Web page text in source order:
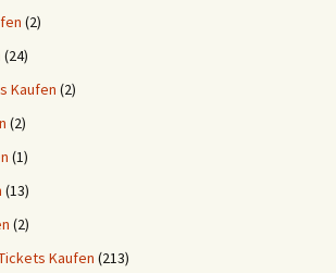
(2)
(24)
Kaufen (2)
(2)
(1)
(13)
(2)
Kaufen (213)